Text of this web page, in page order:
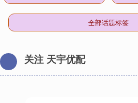
全部话题标签
关注 天宇优配